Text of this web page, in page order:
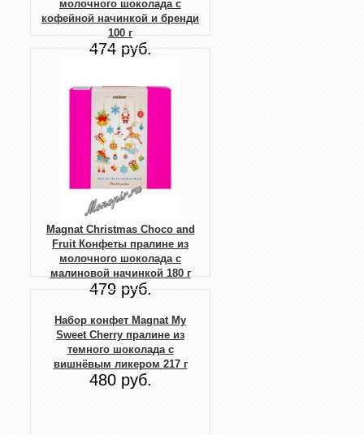
молочного шоколада с
кофейной начинкой и бренди
100 г
474 руб.
Magnat Christmas Choco and
Fruit Конфеты пралине из
молочного шоколада с
малиновой начинкой 180 г
479 руб.
Набор конфет Magnat My
Sweet Cherry пралине из
темного шоколада с
вишнёвым ликером 217 г
480 руб.